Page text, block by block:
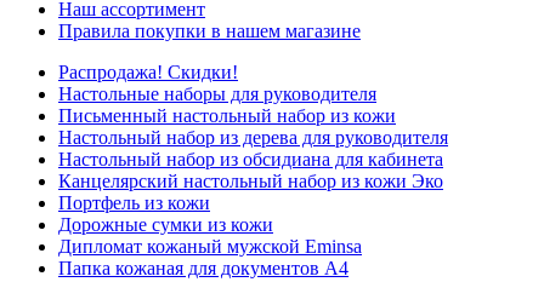
Наш ассортимент
Правила покупки в нашем магазине
Распродажа! Скидки!
Настольные наборы для руководителя
Письменный настольный набор из кожи
Настольный набор из дерева для руководителя
Настольный набор из обсидиана для кабинета
Канцелярский настольный набор из кожи Эко
Портфель из кожи
Дорожные сумки из кожи
Дипломат кожаный мужской Eminsa
Папка кожаная для документов А4